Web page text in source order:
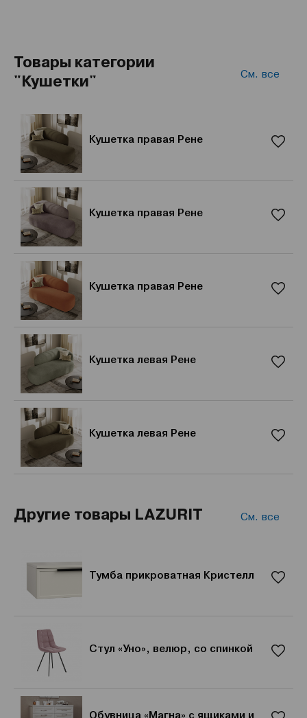
Товары категории
"Кушетки"
См. все
Кушетка правая Рене
Кушетка правая Рене
Кушетка правая Рене
Кушетка левая Рене
Кушетка левая Рене
Другие товары LAZURIT См. все
Тумба прикроватная Кристелл
Стул «Уно», велюр, со спинкой
Обувница «Магна» с ящиками и